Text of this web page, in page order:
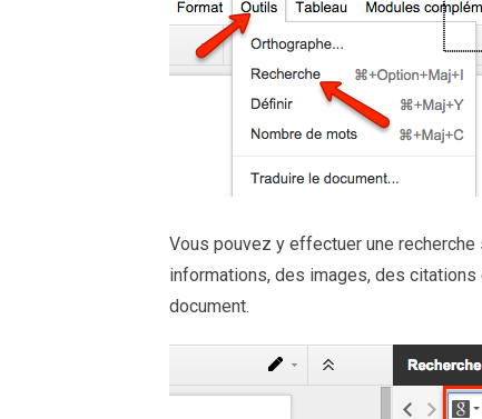
Vous pouvez y effectuer une
informations, des images, des
document.